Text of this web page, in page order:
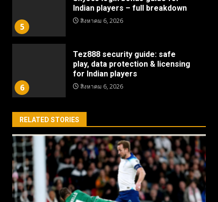
5
Indian players – full breakdown
สิงหาคม 6, 2026
6
Tez888 security guide: safe
play, data protection & licensing
for Indian players
สิงหาคม 6, 2026
RELATED STORIES